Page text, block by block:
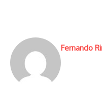
Fernando